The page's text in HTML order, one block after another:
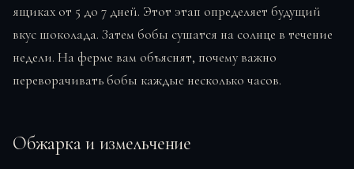
ящиках от 5 до 7 дней. Этот этап определяет будущий
вкус шоколада. Затем бобы сушатся на солнце в течение
недели. На ферме вам объяснят, почему важно
переворачивать бобы каждые несколько часов.
Обжарка и измельчение